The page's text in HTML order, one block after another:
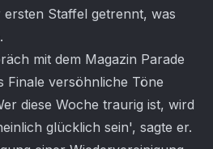
Staffel getrennt, was
mit dem Magazin Parade
Finale versöhnliche Töne
diese Woche traurig ist, wird
glücklich sein', sagte er.